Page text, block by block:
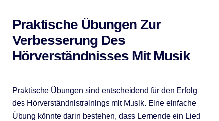
Praktische Übungen Zur
Verbesserung Des
Hörverständnisses Mit Musik
Praktische Übungen sind entscheidend für den Erfolg
des Hörverständnistrainings mit Musik. Eine einfache
Übung könnte darin bestehen, dass Lernende ein Lied